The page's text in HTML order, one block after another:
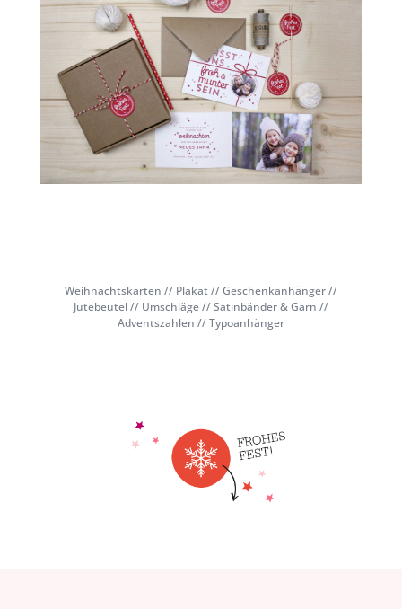
Weihnachtskarten // Plakat // Geschenkanhänger //
Jutebeutel // Umschläge // Satinbänder & Garn //
Adventszahlen // Typoanhänger